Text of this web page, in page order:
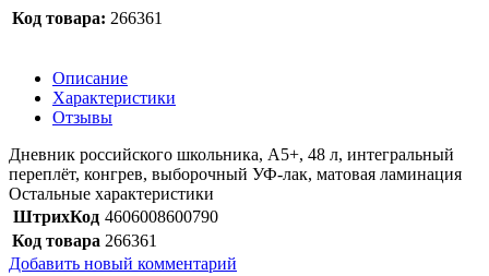
Код товара: 266361
Описание
Характеристики
Отзывы
Дневник российского школьника, А5+, 48 л, интегральный
переплёт, конгрев, выборочный УФ-лак, матовая ламинация
Остальные характеристики
ШтрихКод 4606008600790
Код товара 266361
Добавить новый комментарий